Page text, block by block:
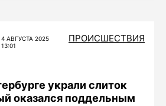
4 АВГУСТА 2025
13:01
ПРОИСШЕСТВИЯ
украли слиток
оказался поддельным